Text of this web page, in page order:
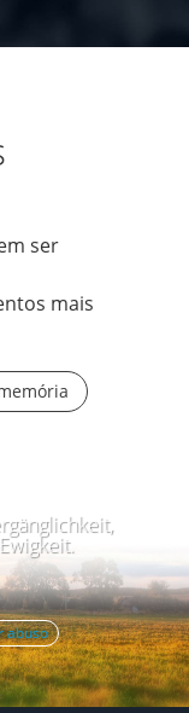
ser
mais
abuso